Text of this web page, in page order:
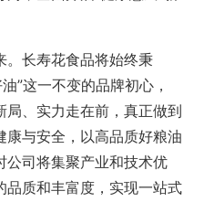
。长寿花食品将始终秉
”这一不变的品牌初心，
、实力走在前，真正做到
康与安全，以高品质好粮油
公司将集聚产业和技术优
品质和丰富度，实现一站式